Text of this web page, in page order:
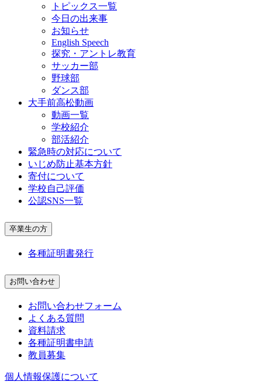
トピックス一覧
今日の出来事
お知らせ
English Speech
探究・アントレ教育
サッカー部
野球部
ダンス部
大手前高松動画
動画一覧
学校紹介
部活紹介
緊急時の対応について
いじめ防止基本方針
寄付について
学校自己評価
公認SNS一覧
卒業生の方
各種証明書発行
お問い合わせ
お問い合わせフォーム
よくある質問
資料請求
各種証明書申請
教員募集
個人情報保護について